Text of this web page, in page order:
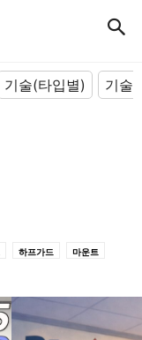
기술(타입별)
기술
하프가드 마운트